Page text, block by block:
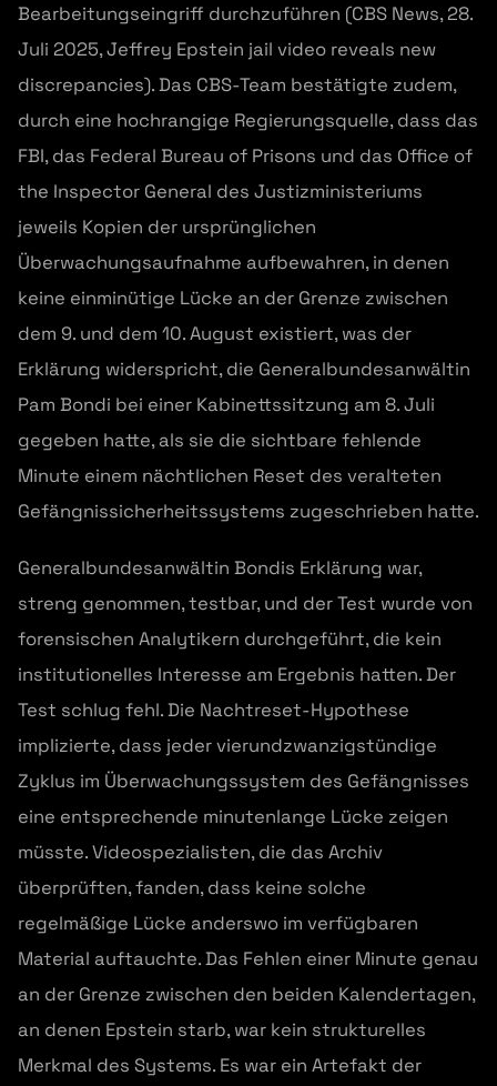
Bearbeitungseingriff durchzuführen (CBS News, 28.
Juli 2025, Jeffrey Epstein jail video reveals new
discrepancies). Das CBS-Team bestätigte zudem,
durch eine hochrangige Regierungsquelle, dass das
FBI, das Federal Bureau of Prisons und das Office of
the Inspector General des Justizministeriums
jeweils Kopien der ursprünglichen
Überwachungsaufnahme aufbewahren, in denen
keine einminütige Lücke an der Grenze zwischen
dem 9. und dem 10. August existiert, was der
Erklärung widerspricht, die Generalbundesanwältin
Pam Bondi bei einer Kabinettssitzung am 8. Juli
gegeben hatte, als sie die sichtbare fehlende
Minute einem nächtlichen Reset des veralteten
Gefängnissicherheitssystems zugeschrieben hatte.
Generalbundesanwältin Bondis Erklärung war,
streng genommen, testbar, und der Test wurde von
forensischen Analytikern durchgeführt, die kein
institutionelles Interesse am Ergebnis hatten. Der
Test schlug fehl. Die Nachtreset-Hypothese
implizierte, dass jeder vierundzwanzigstündige
Zyklus im Überwachungssystem des Gefängnisses
eine entsprechende minutenlange Lücke zeigen
müsste. Videospezialisten, die das Archiv
überprüften, fanden, dass keine solche
regelmäßige Lücke anderswo im verfügbaren
Material auftauchte. Das Fehlen einer Minute genau
an der Grenze zwischen den beiden Kalendertagen,
an denen Epstein starb, war kein strukturelles
Merkmal des Systems. Es war ein Artefakt der